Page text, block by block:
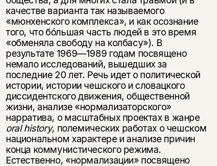
качестве варианта так называемого
«мюнхенского комплекса», и как осознание
того, что бóльшая часть людей в это время
«обменяла свободу на колбасу»). В
результате 1969—1989 годам посвящено
немало исследований, вышедших за
последние 20 лет. Речь идет о политической
истории, истории чешского и словацкого
диссидентского движения, общественной
жизни, анализе «нормализаторского»
нарратива, о масштабных проектах в жанре
oral history, полемических работах о чешском
национальном характере и анализе причин
конца коммунистического режима.
Естественно, «нормализации» посвящено
подписаться
подписаться
да
нет, вернуться назад